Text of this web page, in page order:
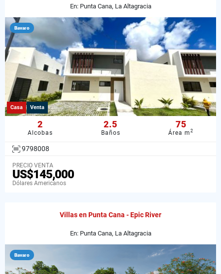
En: Punta Cana, La Altagracia
Bavaro
Casa Venta
2
Alcobas
2.5
Baños
75
Área m2
9798008
PRECIO VENTA
US$145,000
Dólares Americanos
Villas en Punta Cana - Epic River
En: Punta Cana, La Altagracia
Bavaro